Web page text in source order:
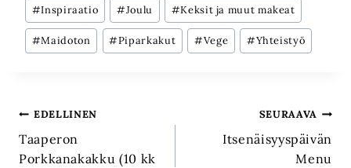
#Inspiraatio #Joulu #Keksit ja muut makeat
#Maidoton #Piparkakut #Vege #Yhteistyö
Artikkelien
selaus
EDELLINEN
Taaperon
Porkkanakakku (10 kk
SEURAAVA
Itsenäisyyspäivän
Menu